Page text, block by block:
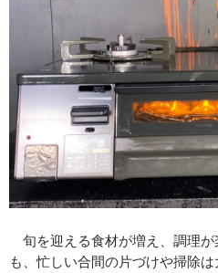
旬を迎える食材が増え、調理
も、忙しい合間の片づけや掃除